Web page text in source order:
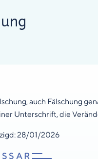
auch Fälschung
Unterschrift, die
28/01/2026